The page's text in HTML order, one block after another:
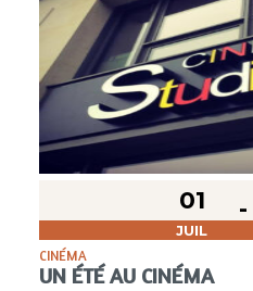
01
JUIL
CINÉMA
UN ÉTÉ AU CINÉMA